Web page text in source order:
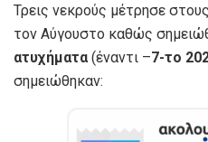
Τρεις νεκρούς μέτρησε
τον Αύγουστο καθώς
ατυχήματα (έναντι –7-το
σημειώθηκαν: